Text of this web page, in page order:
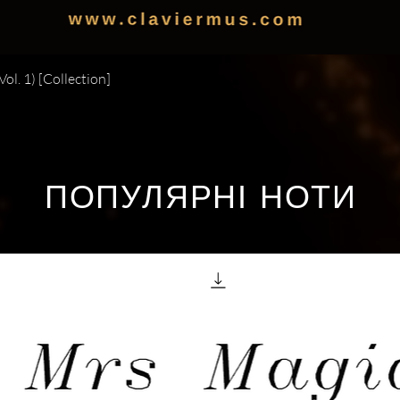
1) [Collection]
ПОПУЛЯРНІ НОТИ